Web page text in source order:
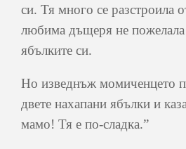
си. Тя много се разстроила
любима дъщеря не пожелала
ябълките си.
Но изведнъж момиченцето
двете нахапани ябълки и
мамо! Тя е по-сладка.”